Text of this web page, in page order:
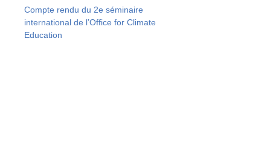
Compte rendu du 2e séminaire
international de l’Office for Climate
Education